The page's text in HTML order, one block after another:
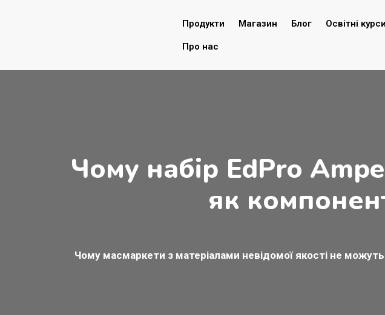
Продукти Магазин Блог Освітні курси
Про нас
Чому набір EdPro
як
Чому масмаркети з матеріалами невідомої якості не